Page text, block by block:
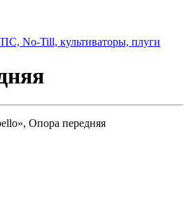
No-Till, культиваторы, плуги
Опора передняя